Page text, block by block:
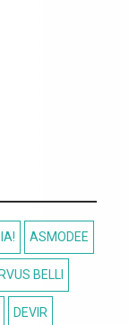
DEVIR
EUROGAME